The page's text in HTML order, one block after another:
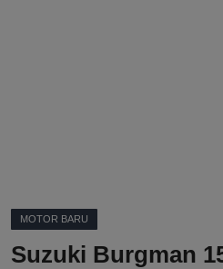
MOTOR BARU
Suzuki Burgman